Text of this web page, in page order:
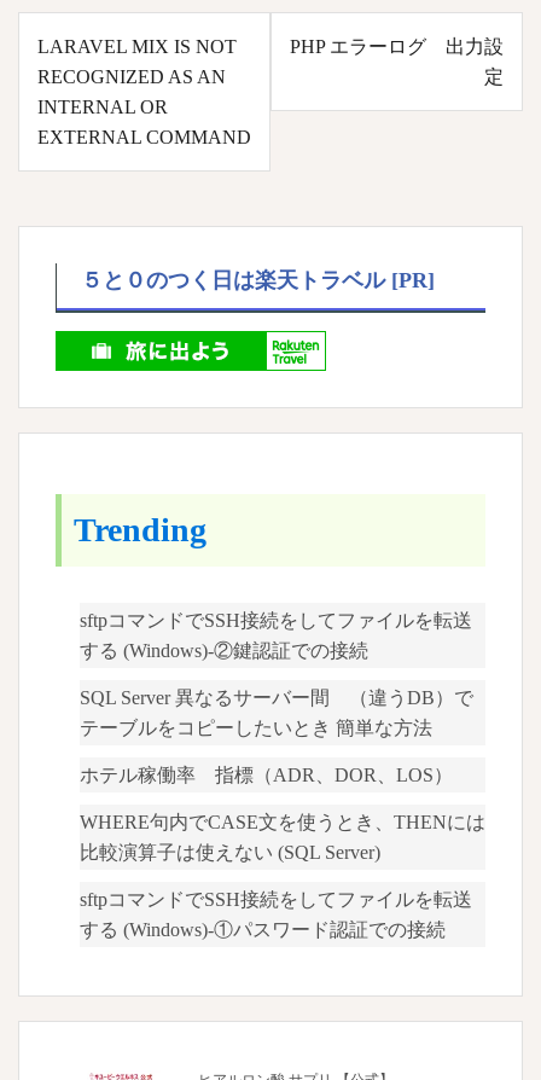
稿
ナ
ビ
ゲ
LARAVEL MIX IS NOT
RECOGNIZED AS AN
INTERNAL OR
EXTERNAL COMMAND
PHP エラーログ 出力設
定
５と０のつく日は楽天トラベル [PR]
Trending
sftpコマンドでSSH接続をしてファイルを転送
する (Windows)-②鍵認証での接続
SQL Server 異なるサーバー間 （違うDB）で
テーブルをコピーしたいとき 簡単な方法
ホテル稼働率 指標（ADR、DOR、LOS）
WHERE句内でCASE文を使うとき、THENには
比較演算子は使えない (SQL Server)
sftpコマンドでSSH接続をしてファイルを転送
する (Windows)-①パスワード認証での接続